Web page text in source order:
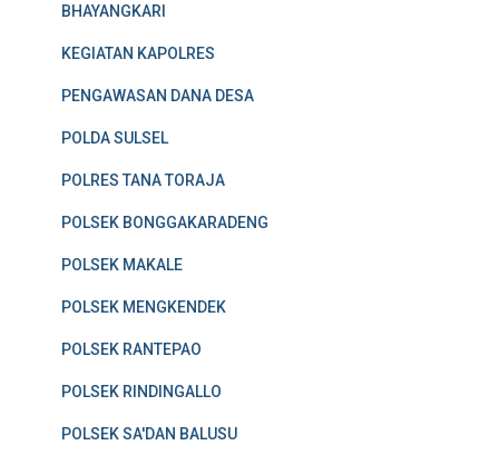
BHAYANGKARI
KEGIATAN KAPOLRES
PENGAWASAN DANA DESA
POLDA SULSEL
POLRES TANA TORAJA
POLSEK BONGGAKARADENG
POLSEK MAKALE
POLSEK MENGKENDEK
POLSEK RANTEPAO
POLSEK RINDINGALLO
POLSEK SA'DAN BALUSU